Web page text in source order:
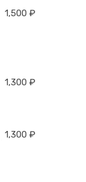
1,500 ₽
1,300 ₽
1,300 ₽